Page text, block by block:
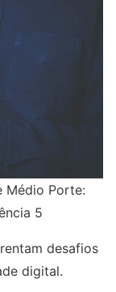
Médio Porte:
5
desafios
digital.